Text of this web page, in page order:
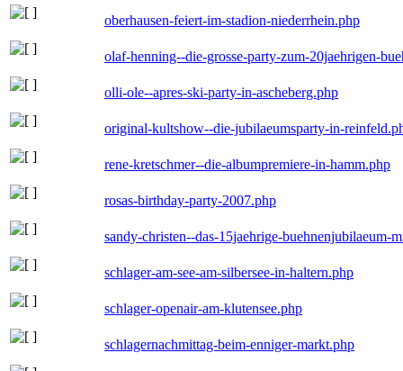
oberhausen-feiert-im-stadion-niederrhein.php
olaf-henning--die-grosse-party-zum-20jaehrigen-
olli-ole--apres-ski-party-in-ascheberg.php
original-kultshow--die-jubilaeumsparty-in-
rene-kretschmer--die-albumpremiere-in-hamm.php
rosas-birthday-party-2007.php
sandy-christen--das-15jaehrige-buehnenjubilaeum-
schlager-am-see-am-silbersee-in-haltern.php
schlager-openair-am-klutensee.php
schlagernachmittag-beim-enniger-markt.php